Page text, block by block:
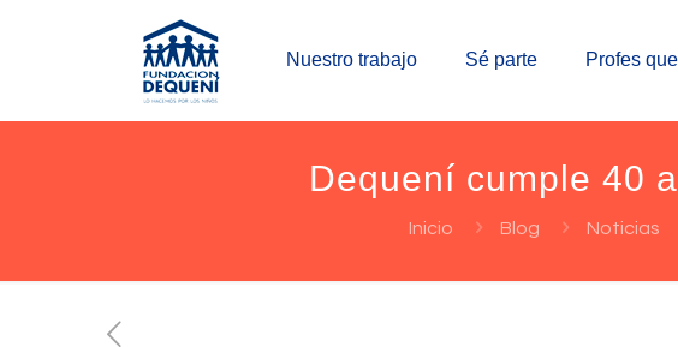
Nuestro trabajo Sé parte Profes
Dequení cumple 40
Inicio Blog Noticias